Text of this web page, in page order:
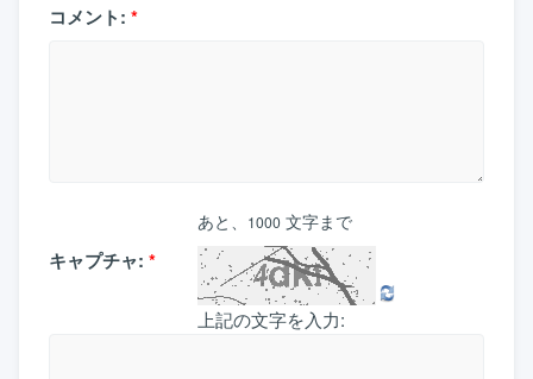
コメント: *
あと、 1000 文字まで
キャプチャ: *
上記の文字を入力: